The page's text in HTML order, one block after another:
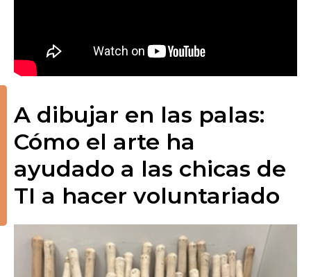
A dibujar en las palas:
Cómo el arte ha
ayudado a las chicas de
TI a hacer voluntariado